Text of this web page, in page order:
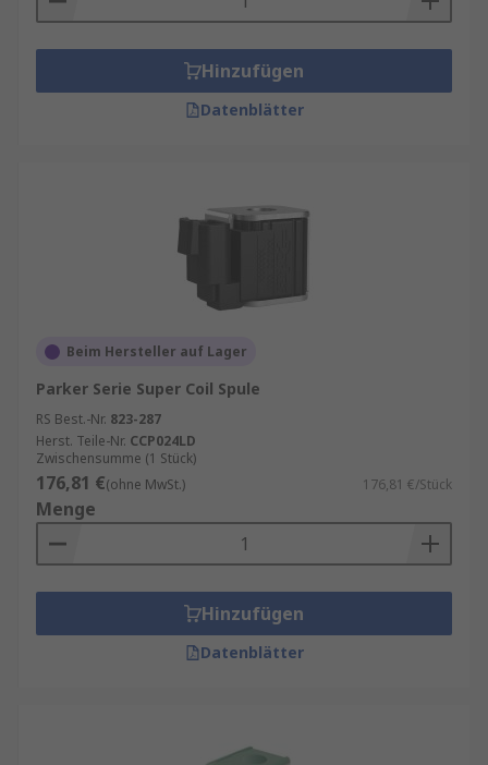
Hinzufügen
Datenblätter
Beim Hersteller auf Lager
Parker Serie Super Coil Spule
RS Best.-Nr. 823-287
Herst. Teile-Nr. CCP024LD
Zwischensumme (1 Stück)
176,81 €(ohne MwSt.) 176,81 €/Stück
Menge
Hinzufügen
Datenblätter